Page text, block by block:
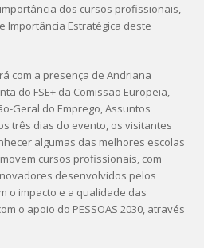
dos cursos profissionais,
Importância Estratégica deste
com a presença de Andriana
do FSE+ da Comissão Europeia,
Geral do Emprego, Assuntos
três dias do evento, os visitantes
algumas das melhores escolas
cursos profissionais, com
desenvolvidos pelos
o impacto e a qualidade das
o apoio do PESSOAS 2030, através